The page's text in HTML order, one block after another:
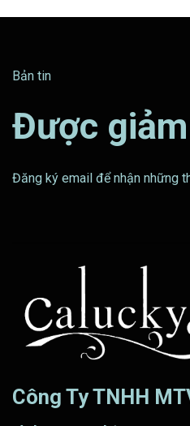
Bản tin
Được
Đăng ký email để nhận những
Công Ty TNHH